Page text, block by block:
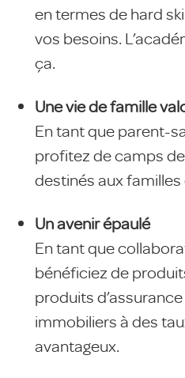
en termes de hard
vos besoins.
ça.
Une vie de famille
En tant que parent-
profitez de camps
destinés aux
Un avenir épaulé
En tant que
bénéficiez de
produits
immobiliers à des
avantageux.